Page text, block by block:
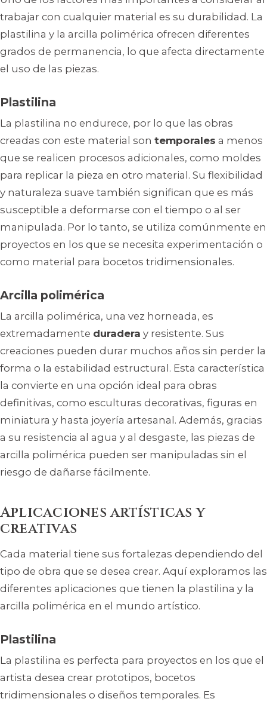
trabajar con cualquier material es su durabilidad. La
plastilina y la arcilla polimérica ofrecen diferentes
grados de permanencia, lo que afecta directamente
el uso de las piezas.
Plastilina
La plastilina no endurece, por lo que las obras
creadas con este material son temporales a menos
que se realicen procesos adicionales, como moldes
para replicar la pieza en otro material. Su flexibilidad
y naturaleza suave también significan que es más
susceptible a deformarse con el tiempo o al ser
manipulada. Por lo tanto, se utiliza comúnmente en
proyectos en los que se necesita experimentación o
como material para bocetos tridimensionales.
Arcilla polimérica
La arcilla polimérica, una vez horneada, es
extremadamente duradera y resistente. Sus
creaciones pueden durar muchos años sin perder la
forma o la estabilidad estructural. Esta característica
la convierte en una opción ideal para obras
definitivas, como esculturas decorativas, figuras en
miniatura y hasta joyería artesanal. Además, gracias
a su resistencia al agua y al desgaste, las piezas de
arcilla polimérica pueden ser manipuladas sin el
riesgo de dañarse fácilmente.
Aplicaciones artísticas y
creativas
Cada material tiene sus fortalezas dependiendo del
tipo de obra que se desea crear. Aquí exploramos las
diferentes aplicaciones que tienen la plastilina y la
arcilla polimérica en el mundo artístico.
Plastilina
La plastilina es perfecta para proyectos en los que el
artista desea crear prototipos, bocetos
tridimensionales o diseños temporales. Es